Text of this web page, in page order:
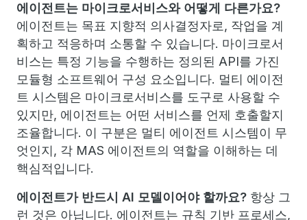
에이전트는 마이크로서비스와 어떻게 다른가요?
에이전트는 목표 지향적 의사결정자로, 작업을 계
획하고 적응하며 소통할 수 있습니다. 마이크로서
비스는 특정 기능을 수행하는 정의된 API를 가진
모듈형 소프트웨어 구성 요소입니다. 멀티 에이전
트 시스템은 마이크로서비스를 도구로 사용할 수
있지만, 에이전트는 어떤 서비스를 언제 호출할지
조율합니다. 이 구분은 멀티 에이전트 시스템이 무
엇인지, 각 MAS 에이전트의 역할을 이해하는 데
핵심적입니다.
에이전트가 반드시 AI 모델이어야 할까요? 항상 그
런 것은 아닙니다. 에이전트는 규칙 기반 프로세스,